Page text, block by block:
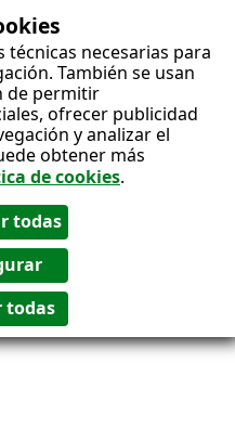
técnicas necesarias para
También se usan
de permitir
ofrecer publicidad
y analizar el
obtener más
de cookies.